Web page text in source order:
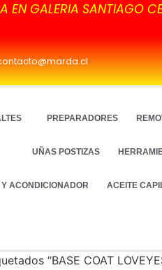
EN GALERIA SANTIAGO
PREPARADORES
UÑAS POSTIZAS
ACONDICIONADOR ACEITE
“BASE COAT